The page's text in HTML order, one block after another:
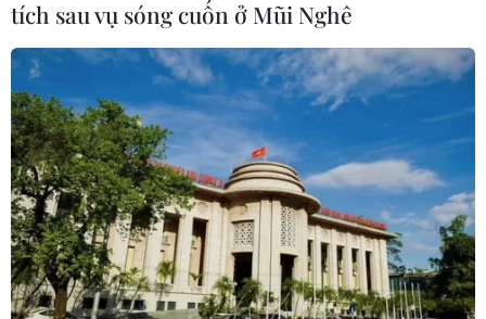
TIN CÙNG CHUYÊN MỤC
Quảng Trị: Mưa lớn gây ngập cục bộ,
tiềm ẩn nguy cơ lũ quét, sạt lở đất
09/08/2026 09:37
tích sau vụ sóng cuốn ở Mũi Nghê